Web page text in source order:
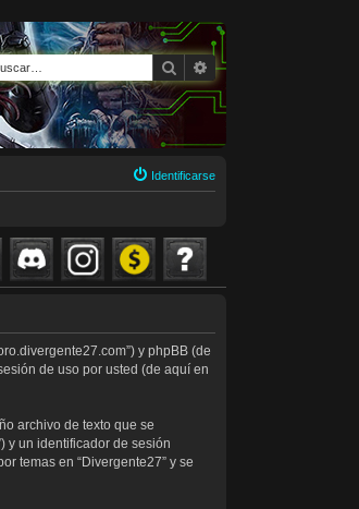
BuscarBúsqueda avanzada
Identificarse
y phpBB (de
de uso por usted (de aquí en
archivo de texto que se
y un identificador de sesión
temas en “Divergente27” y se